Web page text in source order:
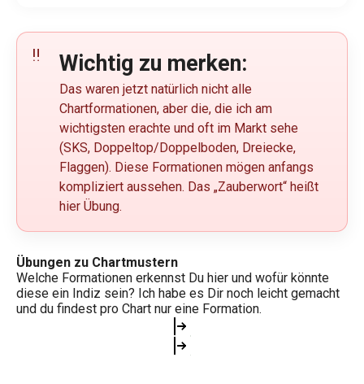
Wichtig zu merken:
Das waren jetzt natürlich nicht alle
Chartformationen, aber die, die ich am
wichtigsten erachte und oft im Markt sehe
(SKS, Doppeltop/Doppelboden, Dreiecke,
Flaggen). Diese Formationen mögen anfangs
kompliziert aussehen. Das „Zauberwort“ heißt
hier Übung.
Übungen zu Chartmustern
Welche Formationen erkennst Du hier und wofür könnte
diese ein Indiz sein? Ich habe es Dir noch leicht gemacht
und du findest pro Chart nur eine Formation.